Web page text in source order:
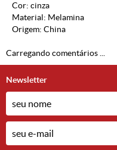
Cor: cinza
Material: Melamina
Origem: China
Carregando comentários ...
Newsletter